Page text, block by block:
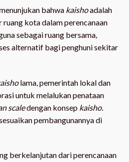
bahwa kaishoadalah
kota dalam perencanaan
sebagai ruang bersama,
alternatif bagi penghuni sekitar
lama, pemerintah lokal dan
untuk melalukan penataan
scaledengan konsep kaisho.
pembangunannya di
berkelanjutan dari perencanaan